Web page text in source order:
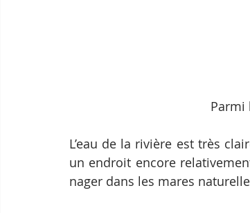
Parmi
L’eau de la rivière est très
un endroit encore
nager dans les mares